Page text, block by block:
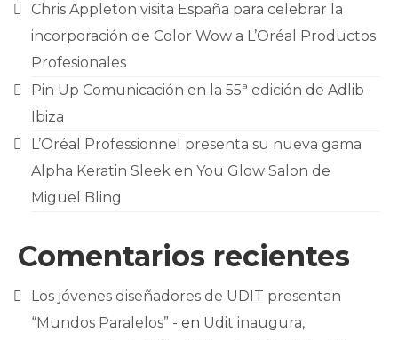
Chris Appleton visita España para celebrar la
incorporación de Color Wow a L’Oréal Productos
Profesionales
Pin Up Comunicación en la 55ª edición de Adlib
Ibiza
L’Oréal Professionnel presenta su nueva gama
Alpha Keratin Sleek en You Glow Salon de
Miguel Bling
Comentarios recientes
Los jóvenes diseñadores de UDIT presentan
“Mundos Paralelos” - en Udit inaugura,